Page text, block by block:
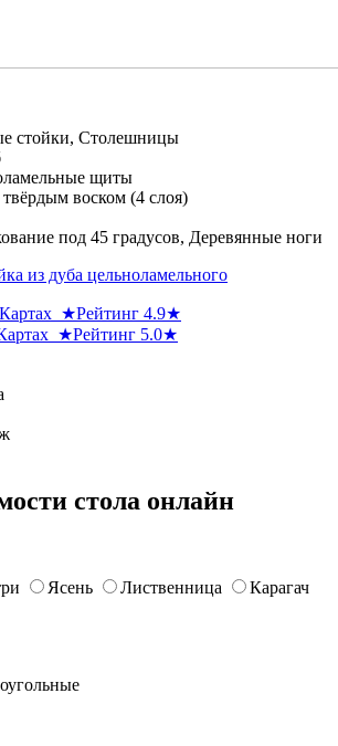
стойки, Столешницы
щиты
воском (4 слоя)
под 45 градусов, Деревянные ноги
из дуба цельноламельного
★Рейтинг 4.9★
★Рейтинг 5.0★
стола онлайн
Ясень Лиственница
Карагач